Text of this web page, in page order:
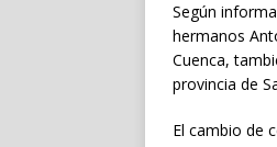
Según
hermanos
Cuenca,
provincia de
El cambio de